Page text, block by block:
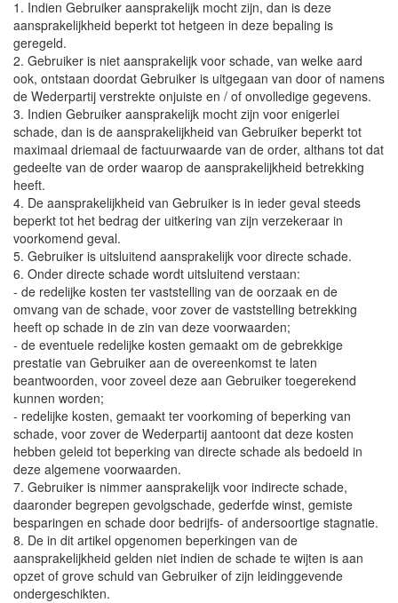
1. Indien Gebruiker aansprakelijk mocht zijn, dan is deze
aansprakelijkheid beperkt tot hetgeen in deze bepaling is
geregeld.
2. Gebruiker is niet aansprakelijk voor schade, van welke aard
ook, ontstaan doordat Gebruiker is uitgegaan van door of namens
de Wederpartij verstrekte onjuiste en / of onvolledige gegevens.
3. Indien Gebruiker aansprakelijk mocht zijn voor enigerlei
schade, dan is de aansprakelijkheid van Gebruiker beperkt tot
maximaal driemaal de factuurwaarde van de order, althans tot dat
gedeelte van de order waarop de aansprakelijkheid betrekking
heeft.
4. De aansprakelijkheid van Gebruiker is in ieder geval steeds
beperkt tot het bedrag der uitkering van zijn verzekeraar in
voorkomend geval.
5. Gebruiker is uitsluitend aansprakelijk voor directe schade.
6. Onder directe schade wordt uitsluitend verstaan:
- de redelijke kosten ter vaststelling van de oorzaak en de
omvang van de schade, voor zover de vaststelling betrekking
heeft op schade in de zin van deze voorwaarden;
- de eventuele redelijke kosten gemaakt om de gebrekkige
prestatie van Gebruiker aan de overeenkomst te laten
beantwoorden, voor zoveel deze aan Gebruiker toegerekend
kunnen worden;
- redelijke kosten, gemaakt ter voorkoming of beperking van
schade, voor zover de Wederpartij aantoont dat deze kosten
hebben geleid tot beperking van directe schade als bedoeld in
deze algemene voorwaarden.
7. Gebruiker is nimmer aansprakelijk voor indirecte schade,
daaronder begrepen gevolgschade, gederfde winst, gemiste
besparingen en schade door bedrijfs- of andersoortige stagnatie.
8. De in dit artikel opgenomen beperkingen van de
aansprakelijkheid gelden niet indien de schade te wijten is aan
opzet of grove schuld van Gebruiker of zijn leidinggevende
ondergeschikten.